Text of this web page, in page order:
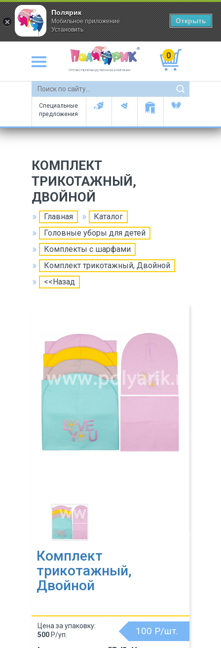
Оптово-производственная компания
0
Специальные
предложения
КОМПЛЕКТ
ТРИКОТАЖНЫЙ,
ДВОЙНОЙ
Главная
Каталог
Головные уборы для детей
Комплекты с шарфами
Комплект трикотажный, Двойной
<<Назад
Комплект
трикотажный,
Двойной
100 Р/шт.
Цена за упаковку:
500 Р/уп.
Полярик
Мобильное приложение
Установить
Открыть